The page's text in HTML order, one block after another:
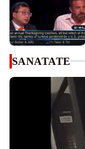
SANATATE